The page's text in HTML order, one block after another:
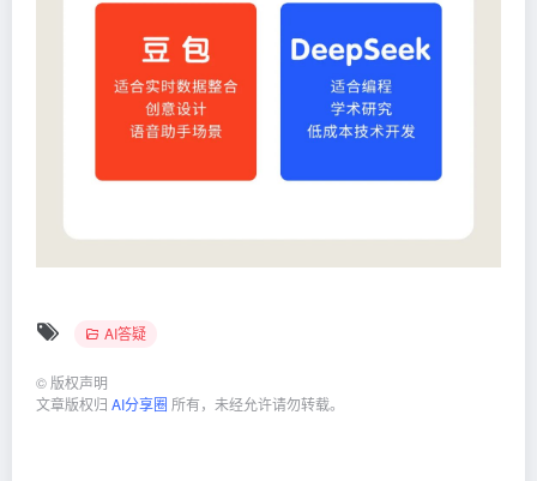
AI答疑
©版权声明
文章版权归 AI分享圈 所有，未经允许请勿转载。